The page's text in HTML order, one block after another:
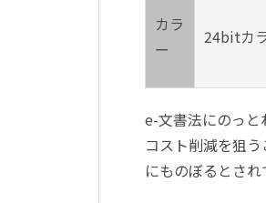
カラ
ー
24bitカ
e-文書法にのっと
コスト削減を狙
にものぼるとされ